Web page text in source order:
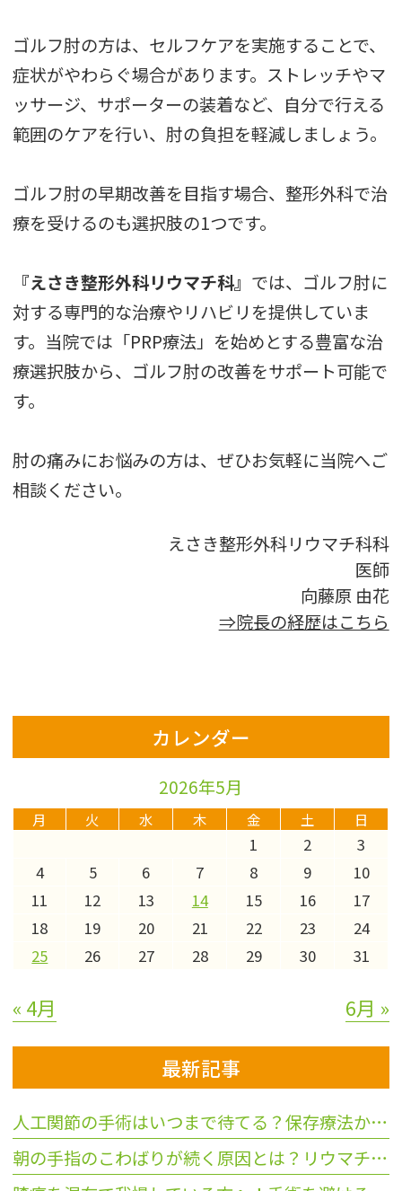
ゴルフ肘の方は、セルフケアを実施することで、
症状がやわらぐ場合があります。ストレッチやマ
ッサージ、サポーターの装着など、自分で行える
範囲のケアを行い、肘の負担を軽減しましょう。
ゴルフ肘の早期改善を目指す場合、整形外科で治
療を受けるのも選択肢の1つです。
『えさき整形外科リウマチ科』 では、ゴルフ肘に
対する専門的な治療やリハビリを提供していま
す。当院では「PRP療法」を始めとする豊富な治
療選択肢から、ゴルフ肘の改善をサポート可能で
す。
肘の痛みにお悩みの方は、ぜひお気軽に当院へご
相談ください。
えさき整形外科リウマチ科科
医師
向藤原 由花
⇒院長の経歴はこちら
カレンダー
2026年5月
月 火 水 木 金 土 日
1 2
3
4
5 6 7 8 9
10
11
12 13 14 15 16
17
18
19 20 21 22 23
24
25
26 27 28 29 30 31
« 4月 6月 »
最新記事
人工関節の手術はいつまで待てる？保存療法から切り替える3つの目安
朝の手指のこわばりが続く原因とは？リウマチや更年期との違いを解説